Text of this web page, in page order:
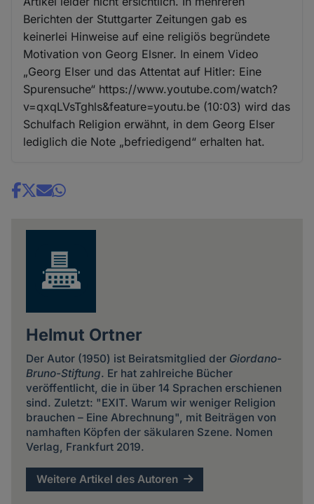
Berichten der Stuttgarter Zeitungen gab es
keinerlei Hinweise auf eine religiös begründete
Motivation von Georg Elsner. In einem Video
„Georg Elser und das Attentat auf Hitler: Eine
Spurensuche“ https://www.youtube.com/watch?
v=qxqLVsTghls&feature=youtu.be (10:03) wird das
Schulfach Religion erwähnt, in dem Georg Elser
lediglich die Note „befriedigend“ erhalten hat.
Share
Helmut Ortner
Der Autor (1950) ist Beiratsmitglied der Giordano-
Bruno-Stiftung. Er hat zahlreiche Bücher
veröffentlicht, die in über 14 Sprachen erschienen
sind. Zuletzt: "EXIT. Warum wir weniger Religion
brauchen – Eine Abrechnung", mit Beiträgen von
namhaften Köpfen der säkularen Szene. Nomen
Verlag, Frankfurt 2019.
Weitere Artikel des Autoren